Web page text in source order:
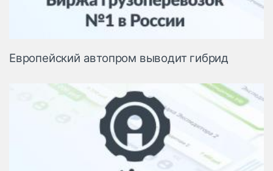
Европейский автопром выводит гибрид